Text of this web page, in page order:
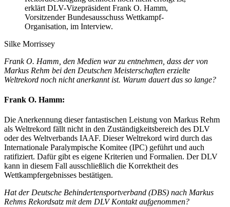
erklärt DLV-Vizepräsident Frank O. Hamm,
Vorsitzender Bundesausschuss Wettkampf-
Organisation, im Interview.
Silke Morrissey
Frank O. Hamm, den Medien war zu entnehmen, dass der von
Markus Rehm bei den Deutschen Meisterschaften erzielte
Weltrekord noch nicht anerkannt ist. Warum dauert das so lange?
Frank O. Hamm:
Die Anerkennung dieser fantastischen Leistung von Markus Rehm
als Weltrekord fällt nicht in den Zuständigkeitsbereich des DLV
oder des Weltverbands IAAF. Dieser Weltrekord wird durch das
Internationale Paralympische Komitee (IPC) geführt und auch
ratifiziert. Dafür gibt es eigene Kriterien und Formalien. Der DLV
kann in diesem Fall ausschließlich die Korrektheit des
Wettkampfergebnisses bestätigen.
Hat der Deutsche Behindertensportverband (DBS) nach Markus
Rehms Rekordsatz mit dem DLV Kontakt aufgenommen?